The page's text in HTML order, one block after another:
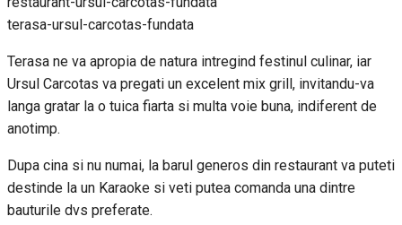
terasa-ursul-carcotas-fundata
Terasa ne va apropia de natura intregind festinul culinar, iar
Ursul Carcotas va pregati un excelent mix grill, invitandu-va
langa gratar la o tuica fiarta si multa voie buna, indiferent de
anotimp.
Dupa cina si nu numai, la barul generos din restaurant va puteti
destinde la un Karaoke si veti putea comanda una dintre
bauturile dvs preferate.